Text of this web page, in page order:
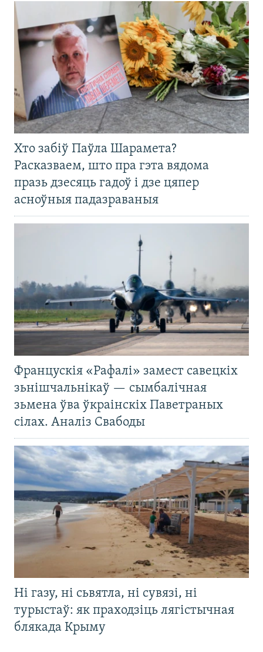
Хто забіў Паўла Шарамета?
Расказваем, што пра гэта вядома
празь дзесяць гадоў і дзе цяпер
асноўныя падазраваныя
Францускія «Рафалі» замест савецкіх
зьнішчальнікаў — сымбалічная
зьмена ўва ўкраінскіх Паветраных
сілах. Аналіз Свабоды
Ні газу, ні сьвятла, ні сувязі, ні
турыстаў: як праходзіць лягістычная
блякада Крыму